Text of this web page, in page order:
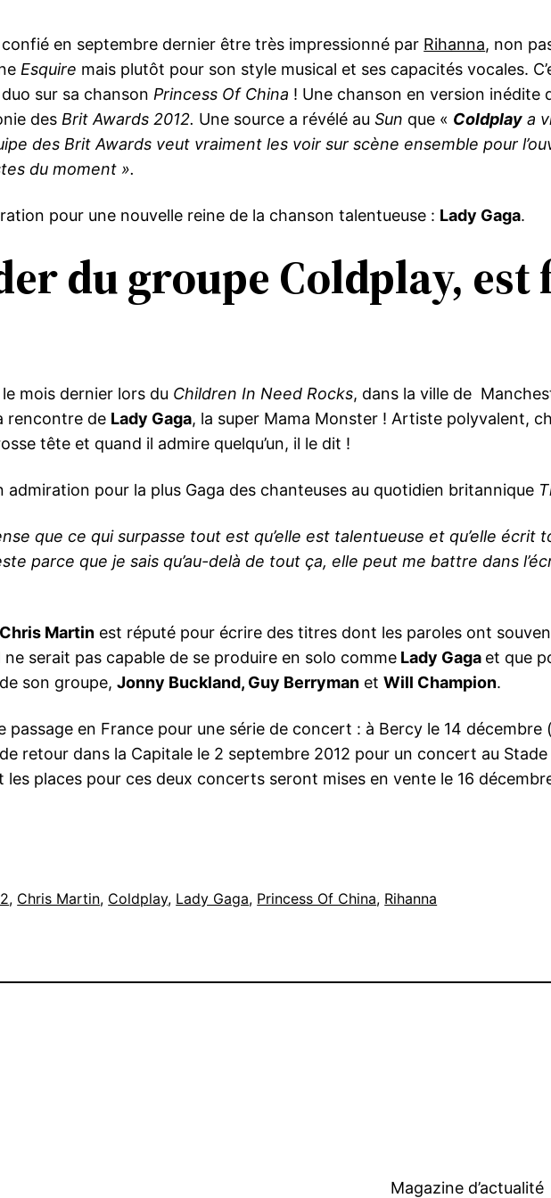
en septembre dernier être très impressionné par Rihanna, non
Esquire mais plutôt pour son style musical et ses capacités vocales.
sur sa chanson Princess Of China ! Une chanson en version inédite
des Brit Awards 2012. Une source a révélé auSun que « Coldplay a
des Brit Awards veut vraiment les voir sur scène ensemble pour
du moment ».
pour une nouvelle reine de la chanson talentueuse : Lady Gaga.
du groupe Coldplay, est
le mois dernier lors du Children In Need Rocks, dans la ville de
rencontre de Lady Gaga, la super Mama Monster ! Artiste polyvalent,
tête et quand il admire quelqu’un, il le dit !
admiration pour la plus Gaga des chanteuses au quotidien britannique
que ce qui surpasse tout est qu’elle est talentueuse et qu’elle écrit
parce que je sais qu’au-delà de tout ça, elle peut me battre dans
Chris Martin est réputé pour écrire des titres dont les paroles ont
ne serait pas capable de se produire en solo comme Lady Gaga et que
son groupe,Jonny Buckland, Guy Berryman etWill Champion.
passage en France pour une série de concert : à Bercy le 14 décembre
retour dans la Capitale le 2 septembre 2012 pour un concert au
places pour ces deux concerts seront mises en vente le 16
, Chris Martin, Coldplay, Lady Gaga, Princess Of China, Rihanna
Magazine d’actualité